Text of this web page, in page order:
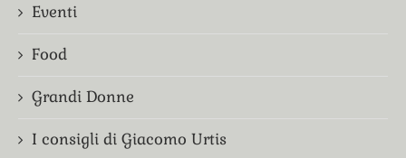
Eventi
Food
Grandi Donne
I consigli di Giacomo Urtis